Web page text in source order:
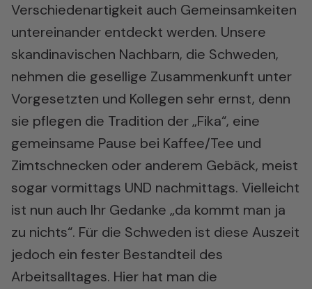
Verschiedenartigkeit auch Gemeinsamkeiten
untereinander entdeckt werden. Unsere
skandinavischen Nachbarn, die Schweden,
nehmen die gesellige Zusammenkunft unter
Vorgesetzten und Kollegen sehr ernst, denn
sie pflegen die Tradition der „Fika“, eine
gemeinsame Pause bei Kaffee/Tee und
Zimtschnecken oder anderem Gebäck, meist
sogar vormittags UND nachmittags. Vielleicht
ist nun auch Ihr Gedanke „da kommt man ja
zu nichts“. Für die Schweden ist diese Auszeit
jedoch ein fester Bestandteil des
Arbeitsalltages. Hier hat man die